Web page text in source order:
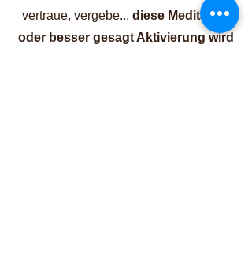
vertraue, vergebe... diese Meditation
oder besser gesagt Aktivierung wird